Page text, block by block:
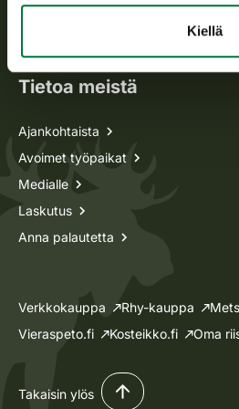
Kiellä
Oma riista -asiat
Tietoa meistä
Ajankohtaista
Avoimet työpaikat
Medialle
Laskutus
Anna palautetta
Verkkokauppa Rhy-kauppa
Vieraspeto.fi
Kosteikko.fi Oma
Takaisin ylös